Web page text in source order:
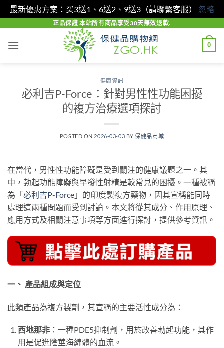
最新優惠方案：买3送1、6送2、9送3（請聯繫客服） 忽略
content
正品保證 本站所有商品享受30天無效退款.
0
健康資訊
必利吉P-Force：針對男性性功能困擾
的複方治療選項探討
POSTED ON 2026-03-03 BY保健品商城
在當代，男性性功能障礙是受到關注的健康議題之一。其
中，勃起功能障礙與早發性射精是較常見的困擾。一種被稱
為「必利吉P-Force 」的印度製複方藥物，因其宣稱能同時
處理這兩種問題而受到討論。本文將從其成分、作用原理、
應用方式及相關注意事項等方面進行探討，提供參考資訊。
一、 產品組成與定位
此類產品為複方製劑，其宣稱的主要活性成分為：
西地那非：一種PDE5抑制劑，用於改善勃起功能，其作
用是促進陰莖海綿體的血流。